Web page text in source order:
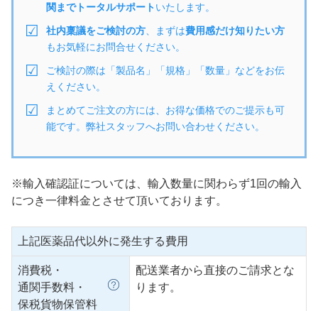
関までトータルサポートいたします。
社内稟議をご検討の方 、まずは費用感だけ知りたい方
もお気軽にお問合せください。
ご検討の際は「製品名」「規格」「数量」などをお伝
えください。
まとめてご注文の方には、お得な価格でのご提示も可
能です。弊社スタッフへお問い合わせください。
※輸入確認証については、輸入数量に関わらず1回の輸入
につき一律料金とさせて頂いております。
上記医薬品代以外に発生する費用
消費税・
通関手数料・
保税貨物保管料
配送業者から直接のご請求とな
ります。